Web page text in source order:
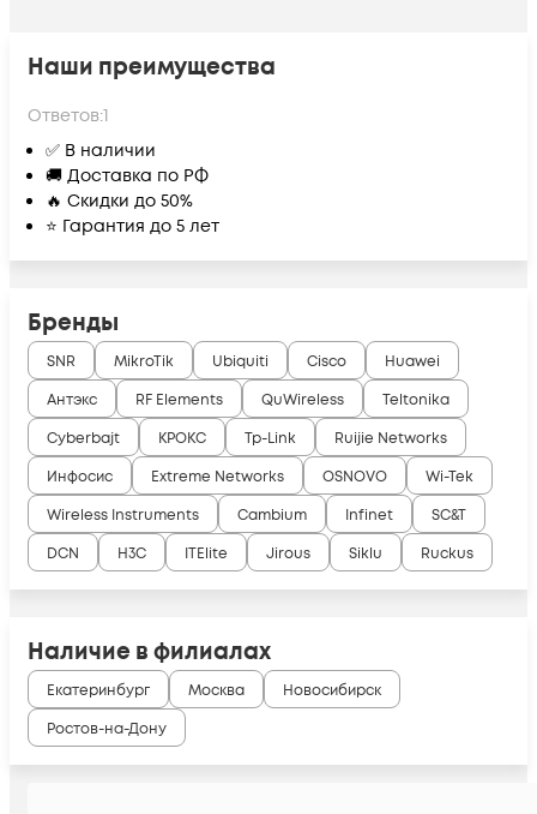
Наши преимущества
Ответов:1
✅ В наличии
🚚 Доставка по РФ
🔥 Скидки до 50%
⭐ Гарантия до 5 лет
Бренды
SNR MikroTik Ubiquiti Cisco
Huawei
Антэкс
RF Elements QuWireless
Teltonika
Cyberbajt
КРОКС Tp-Link
Ruijie Networks
Инфосис
Extreme Networks OSNOVO
Wi-Tek
Wireless Instruments
Cambium Infinet
SC&T
DCN
H3C ITElite Jirous Siklu Ruckus
Наличие в филиалах
Екатеринбург Москва
Новосибирск
Ростов-на-Дону